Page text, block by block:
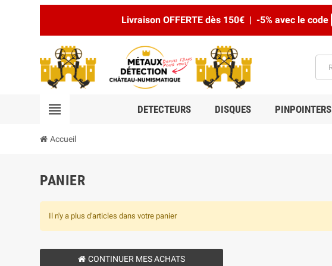
Livraison OFFERTE dès 150€ | -5% avec le code
view_headline DETECTEURS DISQUES PINPOINTERS
Accueil
PANIER
Il n'y a plus d'articles dans votre panier
CONTINUER MES ACHATS